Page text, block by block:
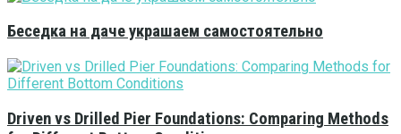
Беседка на даче украшаем самостоятельно
Driven vs Drilled Pier Foundations: Comparing Methods